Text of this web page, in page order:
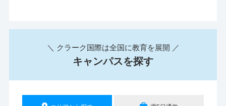
＼ クラーク国際は全国に教育を展開 ／
キャンパスを探す